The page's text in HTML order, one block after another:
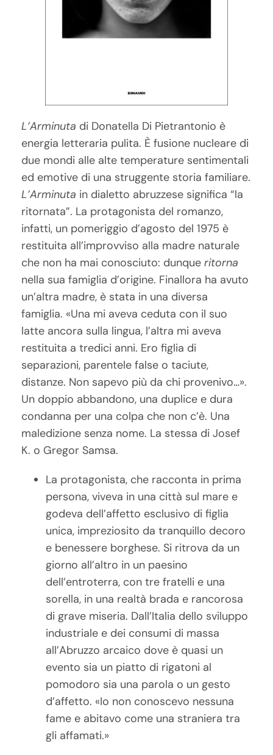
L’Arminuta di Donatella Di Pietrantonio è
energia letteraria pulita. È fusione nucleare di
due mondi alle alte temperature sentimentali
ed emotive di una struggente storia familiare.
L’Arminuta in dialetto abruzzese significa “la
ritornata”. La protagonista del romanzo,
infatti, un pomeriggio d’agosto del 1975 è
restituita all’improvviso alla madre naturale
che non ha mai conosciuto: dunqueritorna
nella sua famiglia d’origine. Finallora ha avuto
un’altra madre, è stata in una diversa
famiglia. «Una mi aveva ceduta con il suo
latte ancora sulla lingua, l’altra mi aveva
restituita a tredici anni. Ero figlia di
separazioni, parentele false o taciute,
distanze. Non sapevo più da chi provenivo…».
Un doppio abbandono, una duplice e dura
condanna per una colpa che non c’è. Una
maledizione senza nome. La stessa di Josef
K. o Gregor Samsa.
La protagonista, che racconta in prima
persona, viveva in una città sul mare e
godeva dell’affetto esclusivo di figlia
unica, impreziosito da tranquillo decoro
e benessere borghese. Si ritrova da un
giorno all’altro in un paesino
dell’entroterra, con tre fratelli e una
sorella, in una realtà brada e rancorosa
di grave miseria. Dall’Italia dello sviluppo
industriale e dei consumi di massa
all’Abruzzo arcaico dove è quasi un
evento sia un piatto di rigatoni al
pomodoro sia una parola o un gesto
d’affetto. «Io non conoscevo nessuna
fame e abitavo come una straniera tra
gli affamati.»